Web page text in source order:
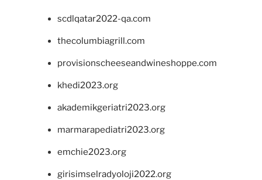
scdlqatar2022-qa.com
thecolumbiagrill.com
provisionscheeseandwineshoppe.com
khedi2023.org
akademikgeriatri2023.org
marmarapediatri2023.org
emchie2023.org
girisimselradyoloji2022.org